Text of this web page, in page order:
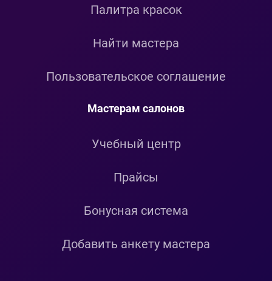
Палитра красок
Найти мастера
Пользовательское соглашение
Мастерам салонов
Учебный центр
Прайсы
Бонусная система
Добавить анкету мастера